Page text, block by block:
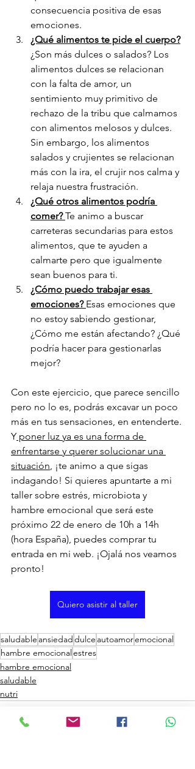
consecuencia positiva de esas
emociones.
¿Qué alimentos te pide el cuerpo?
¿Son más dulces o salados? Los
alimentos dulces se relacionan
con la falta de amor, un
sentimiento muy primitivo de
rechazo de la tribu que calmamos
con alimentos melosos y dulces.
Sin embargo, los alimentos
salados y crujientes se relacionan
más con la ira, el crujir nos calma y
relaja nuestra frustración.
¿Qué otros alimentos podría
comer? Te animo a buscar
carreteras secundarias para estos
alimentos, que te ayuden a
calmarte pero que igualmente
sean buenos para ti.
¿Cómo puedo trabajar esas
emociones? Esas emociones que
no estoy sabiendo gestionar,
¿Cómo me están afectando? ¿Qué
podría hacer para gestionarlas
mejor?
Con este ejercicio, que parece sencillo
pero no lo es, podrás excavar un poco
más en tus sensaciones, en entenderte.
Y poner luz ya es una forma de
enfrentarse y querer solucionar una
situación, ¡te animo a que sigas
indagando! Si quieres apuntarte a mi
taller sobre estrés, microbiota y
hambre emocional que será este
próximo 22 de enero de 10h a 14h
(hora España), puedes comprar tu
entrada en mi web. ¡Ojalá nos veamos
pronto!
Quiero asistir al taller
saludable ansiedad dulce autoamoremocional
hambre emocional estres
hambre emocional
saludable
nutri